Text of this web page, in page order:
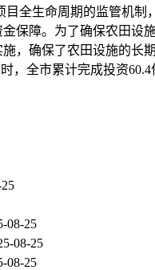
全生命周期的监管机
保障。为了确保农田
，确保了农田设施的长
，全市累计完成投资
08-25
08-25
08-25